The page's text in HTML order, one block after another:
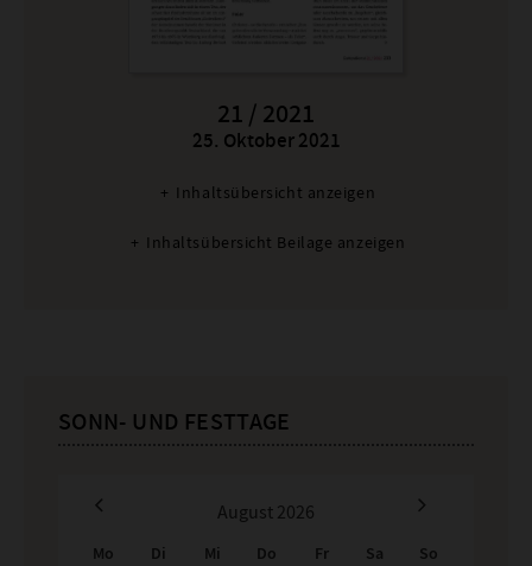
21 / 2021
:
25. Oktober 2021
Inhaltsübersicht anzeigen
Inhaltsübersicht Beilage anzeigen
SONN- UND FESTTAGE
August 2026
Mo Di Mi Do Fr Sa
So